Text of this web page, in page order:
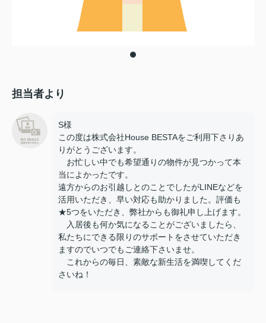
担当者より
S様
この度は株式会社House BESTAをご利用下さりあ
りがとうございます。
お忙しい中でも希望通りの物件が見つかって本
当によかったです。
遠方からのお引越しとのことでしたがLINEなどを
活用いただき、早い対応も助かりました。評価も
★5つをいただき、弊社からも御礼申し上げます。
入居後も何か気になることがございましたら、
私たちにできる限りのサポートをさせていただき
ますのでいつでもご連絡下さいませ。
これからの毎日、素敵な新生活を満喫してくだ
さいね！